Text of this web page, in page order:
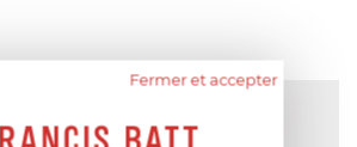
Pas encore de note
Fermer et accepter